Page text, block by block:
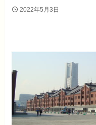
2022年5月3日